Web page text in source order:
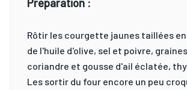
Rôtir les courgette jaunes taillées
de l'huile d'olive, sel et poivre,
coriandre et gousse d'ail éclatée,
Les sortir du four encore un peu